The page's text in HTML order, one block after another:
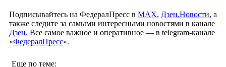
Подписывайтесь на ФедералПресс в МАХ, Дзен.Новости, а
также следите за самыми интересными новостями в канале
Дзен. Все самое важное и оперативное — в telegram-канале
«ФедералПресс».
Еще по теме: